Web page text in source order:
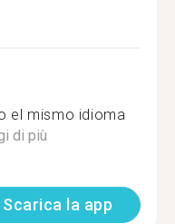
el mismo idioma
di più
Scarica la app